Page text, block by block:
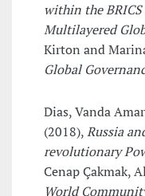
within the
Multilayered
Kirton and
Global
Dias, Vanda
(2018),Russia
revolutionary
Cenap Çakmak,
World